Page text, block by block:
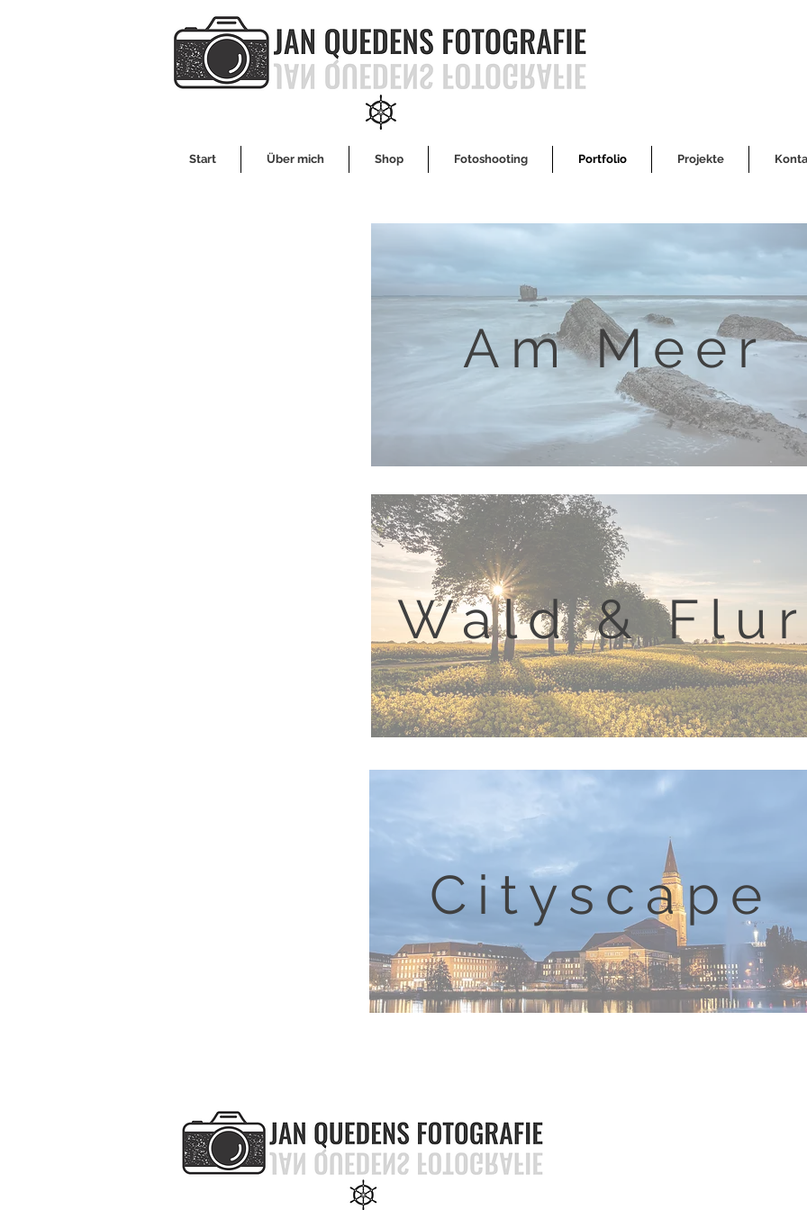
Start Über mich Shop Fotoshooting Portfolio Projekte
Am Meer
Wald & Flur
Cityscape